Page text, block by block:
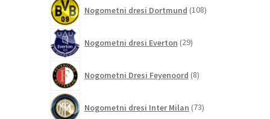
Nogometni dresi Dortmund 108izdelkov
Nogometni dresi Everton 29izdelkov
Nogometni Dresi Feyenoord 8izdelkov
Nogometni dresi Inter Milan 73izdelkov